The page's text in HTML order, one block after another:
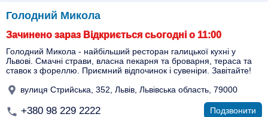
Голодний Микола
Зачинено зараз Відкриється сьогодні о 11:00
Голодний Микола - найбільший ресторан галицької кухні у
Львові. Смачні страви, власна пекарня та броварня, тераса та
ставок з фореллю. Приємний відпочинок і сувеніри. Завітайте!
вулиця Стрийська, 352, Львів, Львівська область, 79000
+380 98 229 2222 Подзвонити